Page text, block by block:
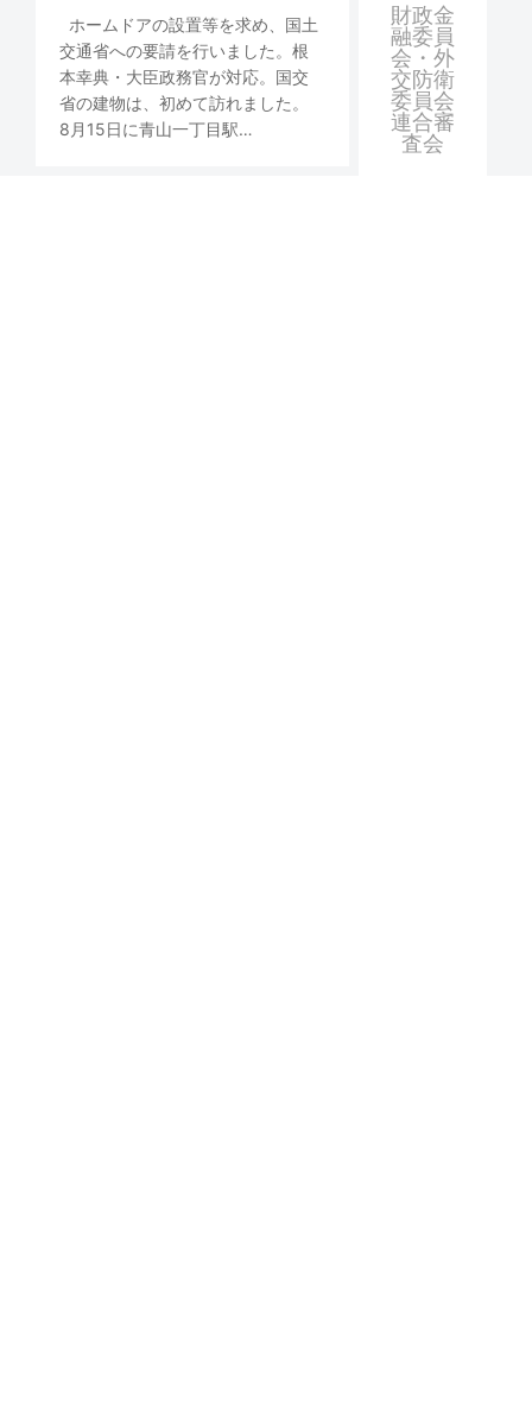
ホームドアの設置等を求め、国土
交通省への要請を行いました。根
本幸典・大臣政務官が対応。国交
省の建物は、初めて訪れました。
8月15日に青山一丁目駅…
財政金
融委員
会・外
交防衛
委員会
連合審
査会